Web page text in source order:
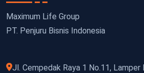
Maximum Life Group
PT. Penjuru Bisnis Indonesia
Jl. Cempedak Raya 1 No.11, Lamper